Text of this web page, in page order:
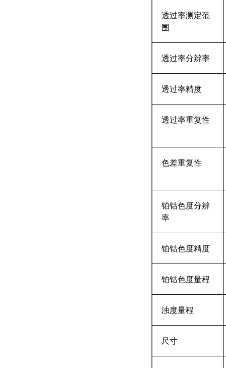
透过率测定范
围
透过率分辨率
透过率精度
透过率重复性
色差重复性
铂钴色度分辨
率
铂钴色度精度
铂钴色度量程
浊度量程
尺寸